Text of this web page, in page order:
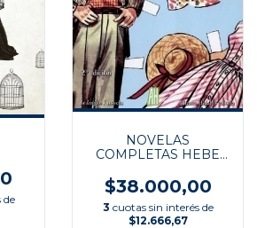
de
NOVELAS
COMPLETAS HEBE
$38.000,00
3 cuotas sin interés de
$12.666,67